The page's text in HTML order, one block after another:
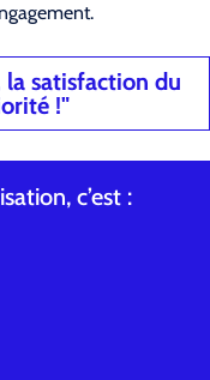
satisfaction du
!"
c’est :